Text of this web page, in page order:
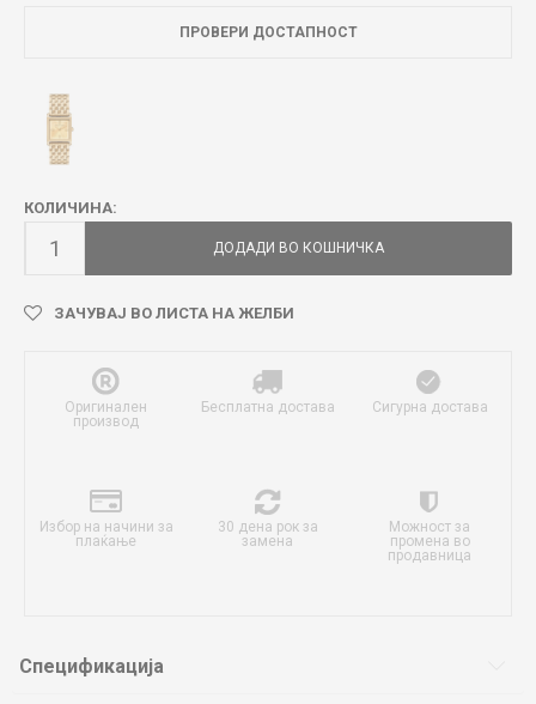
ПРОВЕРИ ДОСТАПНОСТ
КОЛИЧИНА:
ДОДАДИ ВО КОШНИЧКА
ЗАЧУВАЈ ВО ЛИСТА НА ЖЕЛБИ
Оригинален
производ
Бесплатна достава Сигурна достава
Избор на начини за
плаќање
30 дена рок за
замена
Можност за
промена во
продавница
Спецификација